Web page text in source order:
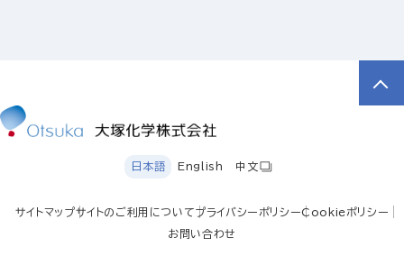
日本語 English 中文
サイトマップサイトのご利用についてプライバシーポリシーCookieポリシー
お問い合わせ